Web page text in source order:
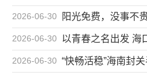
2026-06-30 阳光免费，没事不
2026-06-30 以青春之名出发 海
2026-06-30 “快畅活稳”海南封